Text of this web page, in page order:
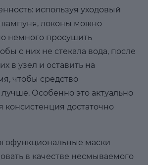
используя уходовый
локоны можно
немного просушить
с них не стекала вода, после
в узел и оставить на
чтобы средство
Особенно это актуально
консистенция достаточно
маски
в качестве несмываемого